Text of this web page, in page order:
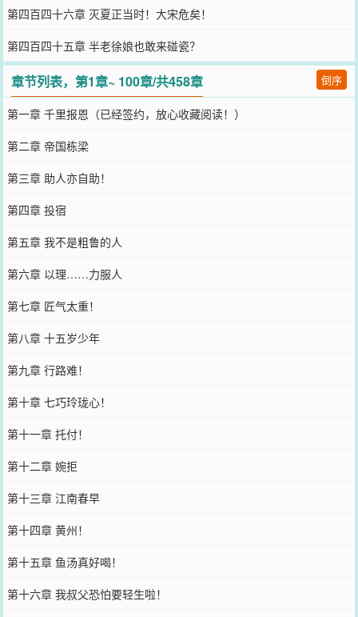
第四百四十六章 灭夏正当时！大宋危矣！
第四百四十五章 半老徐娘也敢来碰瓷？
章节列表，第1章~ 100章/共458章 倒序
第一章 千里报恩（已经签约，放心收藏阅读！）
第二章 帝国栋梁
第三章 助人亦自助！
第四章 投宿
第五章 我不是粗鲁的人
第六章 以理……力服人
第七章 匠气太重！
第八章 十五岁少年
第九章 行路难！
第十章 七巧玲珑心！
第十一章 托付！
第十二章 婉拒
第十三章 江南春早
第十四章 黄州！
第十五章 鱼汤真好喝！
第十六章 我叔父恐怕要轻生啦！